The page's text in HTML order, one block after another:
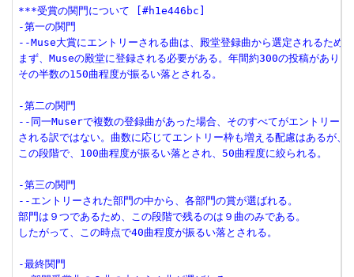
***受賞の関門について [#h1e446bc]
-第一の関門
--Muse大賞にエントリーされる曲は、殿堂登録曲から選定されるため、
まず、Museの殿堂に登録される必要がある。年間約300の投稿があり、
その半数の150曲程度が振るい落とされる。
-第二の関門
--同一Muserで複数の登録曲があった場合、そのすべてがエントリー
される訳ではない。曲数に応じてエントリー枠も増える配慮はあるが、
この段階で、100曲程度が振るい落とされ、50曲程度に絞られる。
-第三の関門
--エントリーされた部門の中から、各部門の賞が選ばれる。
部門は９つであるため、この段階で残るのは９曲のみである。
したがって、この時点で40曲程度が振るい落とされる。
-最終関門